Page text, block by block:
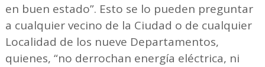
en buen estado”. Esto se lo pueden preguntar
a cualquier vecino de la Ciudad o de cualquier
Localidad de los nueve Departamentos,
quienes, “no derrochan energía eléctrica, ni